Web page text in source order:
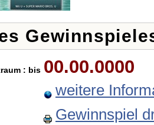
: bis 00.00.0000
weitere
Gewinnspiel